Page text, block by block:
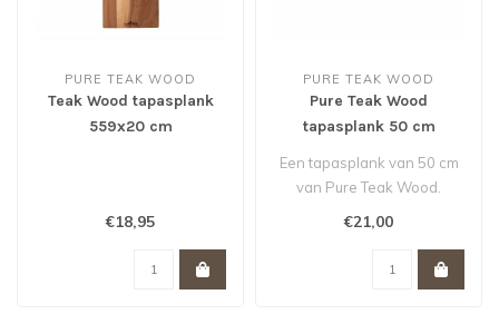
PURE TEAK WOOD
Teak Wood tapasplank
559x20 cm
€18,95
PURE TEAK WOOD
Pure Teak Wood
tapasplank 50 cm
Een tapasplank van 50 cm
van Pure Teak Wood.
€21,00